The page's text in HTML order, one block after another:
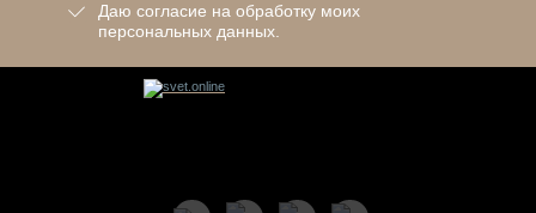
Даю согласие на обработку моих
персональных данных.